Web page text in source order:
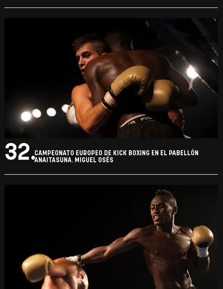
32.CAMPEONATO EUROPEO DE KICK BOXING EN EL PABELLÓN
ANAITASUNA. MIGUEL OSÉS